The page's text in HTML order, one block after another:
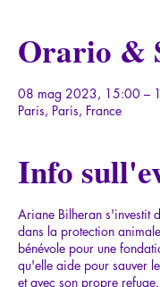
Orario &
08 mag 2023, 15:00 –
Paris, Paris, France
Info
Ariane Bilheran s'investit
dans la protection
bénévole pour une
qu'elle aide pour sauver
et avec son propre refuge.